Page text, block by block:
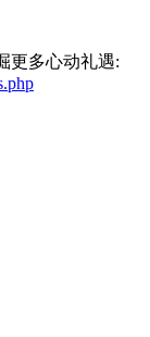
更多心动礼遇: